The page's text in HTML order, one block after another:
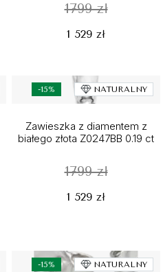
1799 zł
1 529 zł
-15% NATURALNY
Zawieszka z diamentem z
białego złota Z0247BB 0.19 ct
1799 zł
1 529 zł
-15% NATURALNY